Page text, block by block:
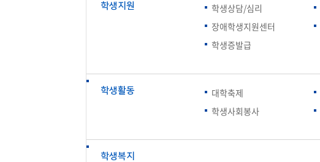
학생지원 학생상담/심리
장애학생지원센터
학생증발급
학생활동 대학축제
학생사회봉사
학생복지